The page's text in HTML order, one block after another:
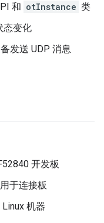
和 otInstance 类
态变化
发送 UDP 消息
开发板
于连接板
机器